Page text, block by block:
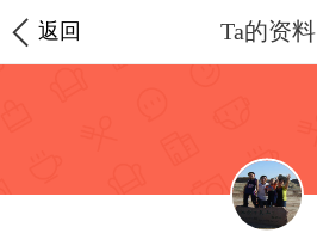
返回 Ta的资料